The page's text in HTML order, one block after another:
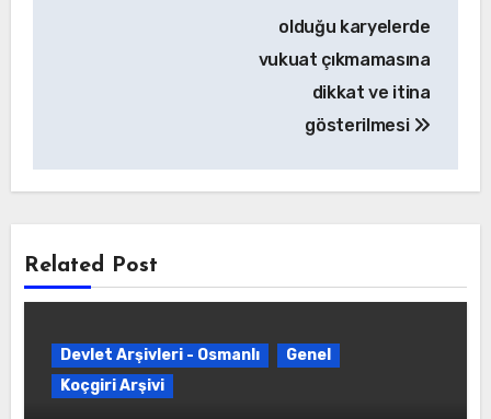
olduğu karyelerde
vukuat çıkmamasına
dikkat ve itina
gösterilmesi
Related Post
Devlet Arşivleri - Osmanlı
Genel
Koçgiri Arşivi